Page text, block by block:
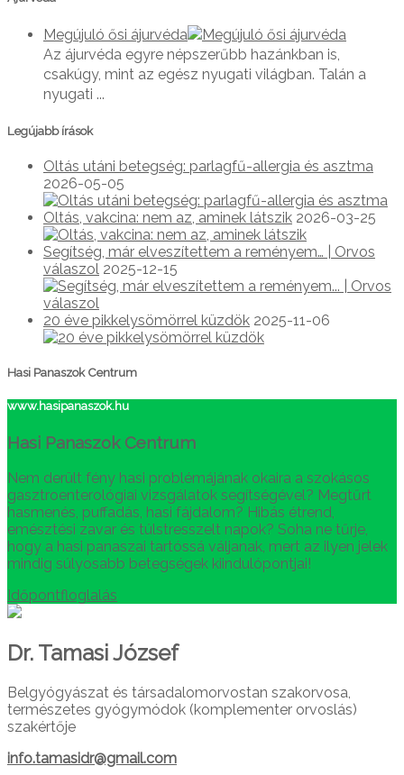
Megújuló ősi ájurvéda
Az ájurvéda egyre népszerűbb hazánkban is,
csakúgy, mint az egész nyugati világban. Talán a
nyugati ...
Legújabb írások
Oltás utáni betegség: parlagfű-allergia és asztma
2026-05-05
Oltás, vakcina: nem az, aminek látszik 2026-03-25
Segítség, már elveszítettem a reményem… | Orvos
válaszol 2025-12-15
20 éve pikkelysömörrel küzdök 2025-11-06
Hasi Panaszok Centrum
www.hasipanaszok.hu
Hasi Panaszok Centrum
Nem derült fény hasi problémájának okaira a szokásos
gasztroenterológiai vizsgálatok segítségével? Megtűrt
hasmenés, puffadás, hasi fájdalom? Hibás étrend,
emésztési zavar és túlstresszelt napok? Soha ne tűrje,
hogy a hasi panaszai tartóssá váljanak, mert az ilyen jelek
mindig súlyosabb betegségek kiindulópontjai!
Időpontfloglalás
Dr. Tamasi József
Belgyógyászat és társadalomorvostan szakorvosa,
természetes gyógymódok (komplementer orvoslás)
szakértője
info.tamasidr@gmail.com